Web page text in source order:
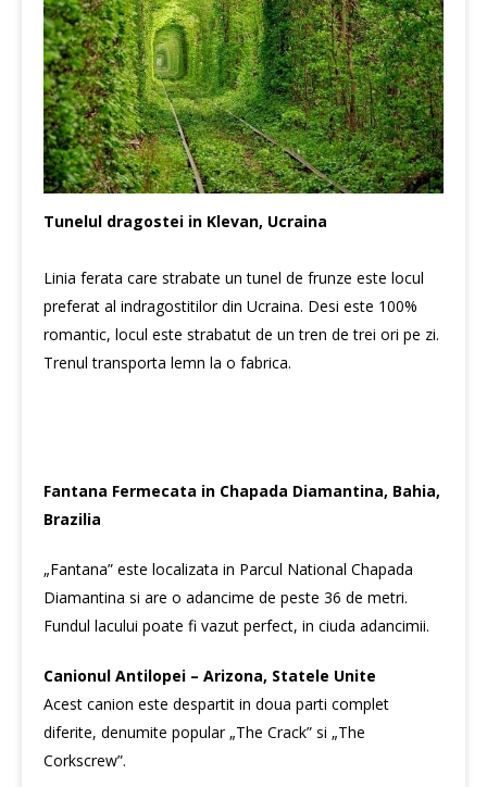
Tunelul dragostei in Klevan, Ucraina
Linia ferata care strabate un tunel de frunze este locul
preferat al indragostitilor din Ucraina. Desi este 100%
romantic, locul este strabatut de un tren de trei ori pe zi.
Trenul transporta lemn la o fabrica.
Fantana Fermecata in Chapada Diamantina, Bahia,
Brazilia
„Fantana” este localizata in Parcul National Chapada
Diamantina si are o adancime de peste 36 de metri.
Fundul lacului poate fi vazut perfect, in ciuda adancimii.
Canionul Antilopei – Arizona, Statele Unite
Acest canion este despartit in doua parti complet
diferite, denumite popular „The Crack” si „The
Corkscrew”.